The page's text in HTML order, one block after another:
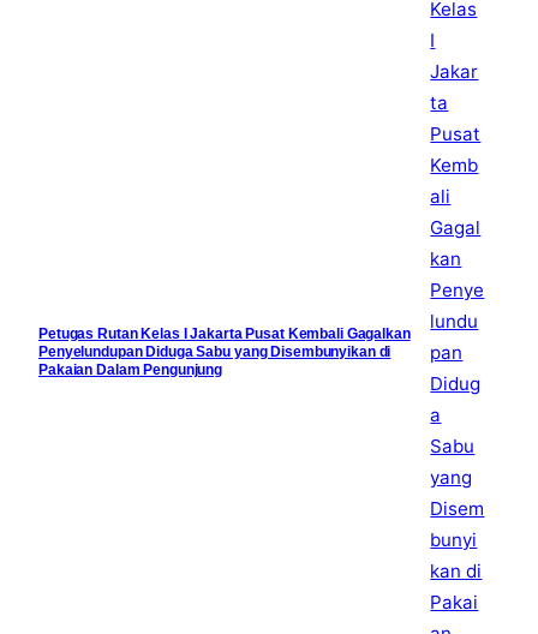
Petugas Rutan Kelas I Jakarta Pusat Kembali Gagalkan
Penyelundupan Diduga Sabu yang Disembunyikan di
Pakaian Dalam Pengunjung